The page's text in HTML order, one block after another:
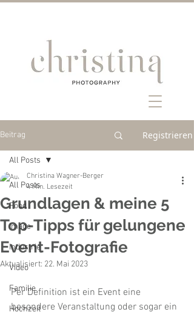
Beitrag Registrieren
All Posts
Food
Image
Industrie
Video
Familie
Hochzeit
All Posts
Grundlagen & meine 5
Top-Tipps für gelungene
Event-Fotografie
Christina Wagner-Berger
4 Min. Lesezeit
Aktualisiert: 22. Mai 2023
Per Definition ist ein Event eine
besondere Veranstaltung oder sogar ein